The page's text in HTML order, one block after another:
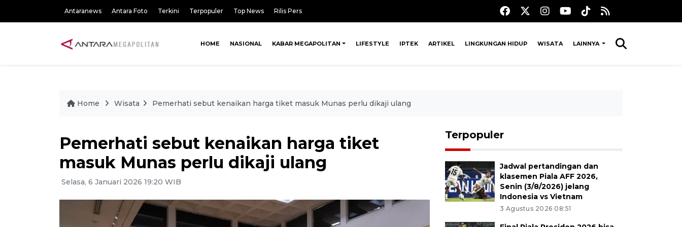
Antaranews Antara Foto Terkini Terpopuler Top News Rilis Pers
HOME NASIONAL KABAR MEGAPOLITAN LIFESTYLE IPTEK ARTIKEL LINGKUNGAN HIDUP WISATA LAINNYA
Home Wisata Pemerhati sebut kenaikan harga tiket masuk Munas perlu dikaji ulang
Pemerhati sebut kenaikan harga tiket
masuk Munas perlu dikaji ulang
Selasa, 6 Januari 2026 19:20 WIB
Terpopuler
Jadwal pertandingan dan
klasemen Piala AFF 2026,
Senin (3/8/2026) jelang
Indonesia vs Vietnam
3 Agustus 2026 08:51